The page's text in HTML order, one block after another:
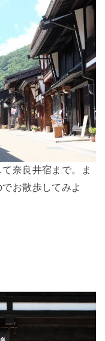
奈良井宿まで。ま
お散歩してみよ